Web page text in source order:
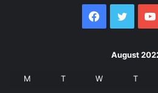
Facebook
Twitter
August
M T W T